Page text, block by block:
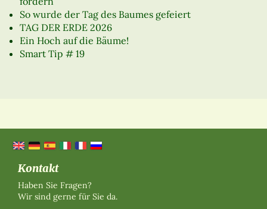
So wurde der Tag des Baumes gefeiert
TAG DER ERDE 2026
Ein Hoch auf die Bäume!
Smart Tip # 19
Kontakt
Haben Sie Fragen?
Wir sind gerne für Sie da.